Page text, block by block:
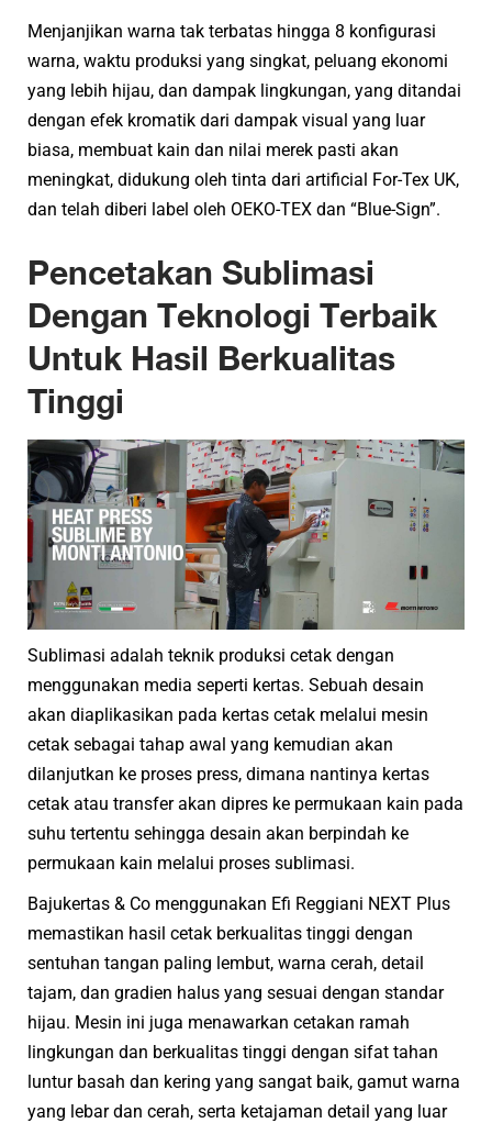
Menjanjikan warna tak terbatas hingga 8 konfigurasi
warna, waktu produksi yang singkat, peluang ekonomi
yang lebih hijau, dan dampak lingkungan, yang ditandai
dengan efek kromatik dari dampak visual yang luar
biasa, membuat kain dan nilai merek pasti akan
meningkat, didukung oleh tinta dari artificial For-Tex UK,
dan telah diberi label oleh OEKO-TEX dan “Blue-Sign”.
Pencetakan Sublimasi
Dengan Teknologi Terbaik
Untuk Hasil Berkualitas
Tinggi
Sublimasi adalah teknik produksi cetak dengan
menggunakan media seperti kertas. Sebuah desain
akan diaplikasikan pada kertas cetak melalui mesin
cetak sebagai tahap awal yang kemudian akan
dilanjutkan ke proses press, dimana nantinya kertas
cetak atau transfer akan dipres ke permukaan kain pada
suhu tertentu sehingga desain akan berpindah ke
permukaan kain melalui proses sublimasi.
Bajukertas & Co menggunakan Efi Reggiani NEXT Plus
memastikan hasil cetak berkualitas tinggi dengan
sentuhan tangan paling lembut, warna cerah, detail
tajam, dan gradien halus yang sesuai dengan standar
hijau. Mesin ini juga menawarkan cetakan ramah
lingkungan dan berkualitas tinggi dengan sifat tahan
luntur basah dan kering yang sangat baik, gamut warna
yang lebar dan cerah, serta ketajaman detail yang luar